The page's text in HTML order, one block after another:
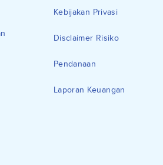
Kebijakan Privasi
Disclaimer Risiko
Pendanaan
Laporan Keuangan